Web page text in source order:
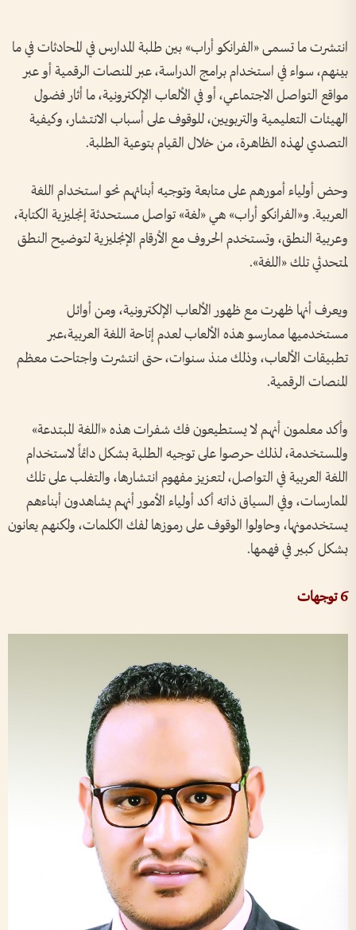
انتشرت ما تسمى «الفرانكو أراب» بين طلبة المدارس في المحادثات في ما
بينهم، سواء في استخدام برامج الدراسة، عبر المنصات الرقمية أو عبر
مواقع التواصل الاجتماعي، أو في الألعاب الإلكترونية، ما أثار فضول
الهيئات التعليمية والتربويين، للوقوف على أسباب الانتشار، وكيفية
التصدي لهذه الظاهرة، من خلال القيام بتوعية الطلبة.
وحض أولياء أمورهم على متابعة وتوجيه أبنائهم نحو استخدام اللغة
العربية. و«الفرانكو أراب» هي «لغة» تواصل مستحدثة إنجليزية الكتابة،
وعربية النطق، وتستخدم الحروف مع الأرقام الإنجليزية لتوضيح النطق
لمتحدثي تلك «اللغة».
ويعرف أنها ظهرت مع ظهور الألعاب الإلكترونية، ومن أوائل
مستخدميها ممارسو هذه الألعاب لعدم إتاحة اللغة العربية،عبر
تطبيقات الألعاب، وذلك منذ سنوات، حتى انتشرت واجتاحت معظم
المنصات الرقمية.
وأكد معلمون أنهم لا يستطيعون فك شفرات هذه «اللغة المبتدعة»
والمستخدمة، لذلك حرصوا على توجيه الطلبة بشكل دائماً لاستخدام
اللغة العربية في التواصل، لتعزيز مفهوم انتشارها، والتغلب على تلك
الممارسات، وفي السياق ذاته أكد أولياء الأمور أنهم يشاهدون أبناءهم
يستخدمونها، وحاولوا الوقوف على رموزها لفك الكلمات، ولكنهم يعانون
بشكل كبير في فهمها.
6 توجهات